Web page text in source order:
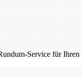
Service für Ihren